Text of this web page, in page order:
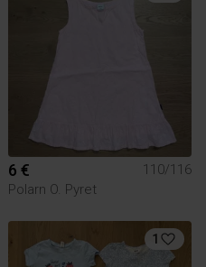
6 €
110/116
Polarn O. Pyret
1